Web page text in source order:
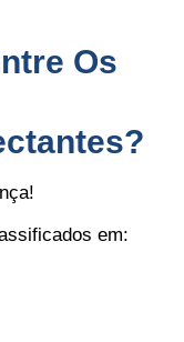
Os
em: